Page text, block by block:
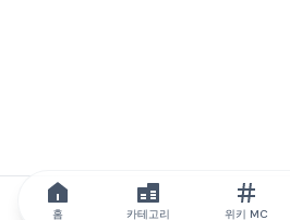
홈 카테고리 위키 MC